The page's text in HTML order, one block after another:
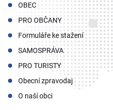
OBEC
PRO OBČANY
Formuláře ke stažení
SAMOSPRÁVA
PRO TURISTY
Obecní zpravodaj
O naší obci